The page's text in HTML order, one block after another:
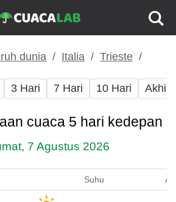
dunia Italia Trieste
3 Hari 7 Hari 10 Hari Akhir
cuaca 5 hari kedepan
7 Agustus 2026
Suhu